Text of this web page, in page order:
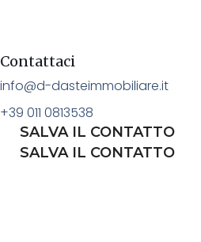
Contattaci
info@d-dasteimmobiliare.it
+39 011 0813538
SALVA IL CONTATTO
SALVA IL CONTATTO